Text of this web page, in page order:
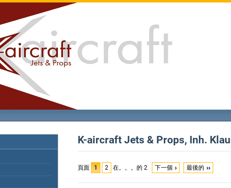
K-aircraft Jets & Props, Inh.
頁面 1 2 在。。。的 2 下一個 最後的